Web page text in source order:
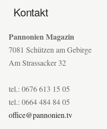
Kontakt
Pannonien Magazin
7081 Schützen am Gebirge
Am Strassacker 32
tel.: 0676 613 15 05
tel.: 0664 484 84 05
office@pannonien.tv